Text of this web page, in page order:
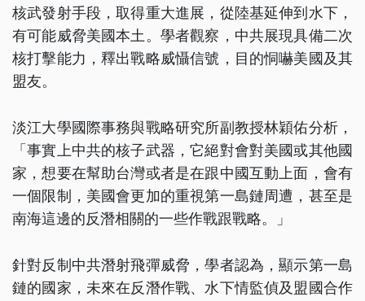
核武發射手段，取得重大進展，從陸基延伸到水下，
有可能威脅美國本土。學者觀察，中共展現具備二次
核打擊能力，釋出戰略威懾信號，目的恫嚇美國及其
盟友。
淡江大學國際事務與戰略研究所副教授林穎佑分析，
「事實上中共的核子武器，它絕對會對美國或其他國
家，想要在幫助台灣或者是在跟中國互動上面，會有
一個限制，美國會更加的重視第一島鏈周遭，甚至是
南海這邊的反潛相關的一些作戰跟戰略。」
針對反制中共潛射飛彈威脅，學者認為，顯示第一島
鏈的國家，未來在反潛作戰、水下情監偵及盟國合作